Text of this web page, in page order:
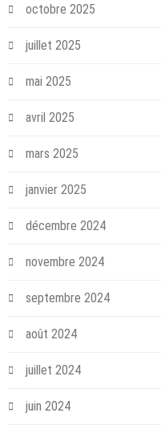
octobre 2025
juillet 2025
mai 2025
avril 2025
mars 2025
janvier 2025
décembre 2024
novembre 2024
septembre 2024
août 2024
juillet 2024
juin 2024